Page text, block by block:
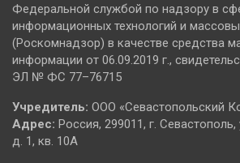
Федеральной службой по надзору в
информационных технологий и
(Роскомнадзор) в качестве средства
информации от 06.09.2019 г.,
ЭЛ № ФС 77–76715
Учредитель: ООО «Севастопольский
Адрес: Россия, 299011, г.
д. 1, кв. 10А